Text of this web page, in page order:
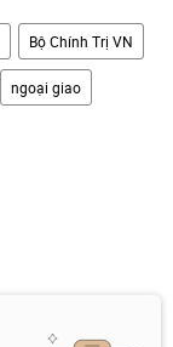
Bộ Chính Trị VN
ngoại giao